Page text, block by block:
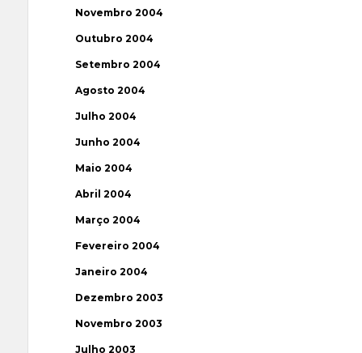
Novembro 2004
Outubro 2004
Setembro 2004
Agosto 2004
Julho 2004
Junho 2004
Maio 2004
Abril 2004
Março 2004
Fevereiro 2004
Janeiro 2004
Dezembro 2003
Novembro 2003
Julho 2003